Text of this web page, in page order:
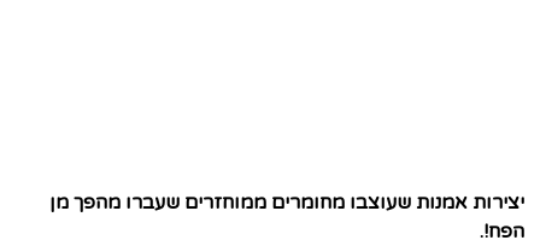
יצירות אמנות שעוצבו מחומרים ממוחזרים שעברו מהפך מן
הפח!.